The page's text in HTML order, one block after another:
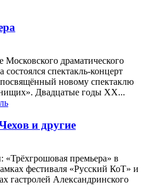
драматического
спектакль-концерт
новому спектаклю
Двадцатые годы XX...
и другие
премьера» в
фестиваля «Русский КоТ» и
гастролей Александринского